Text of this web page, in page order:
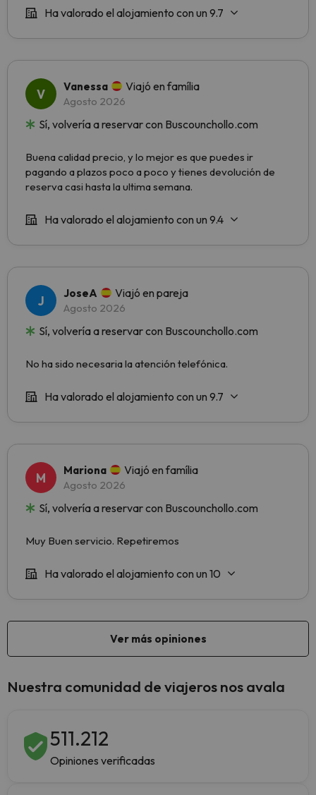
Nuestra comunidad de viajeros nos avala
511.212
Opiniones verificadas